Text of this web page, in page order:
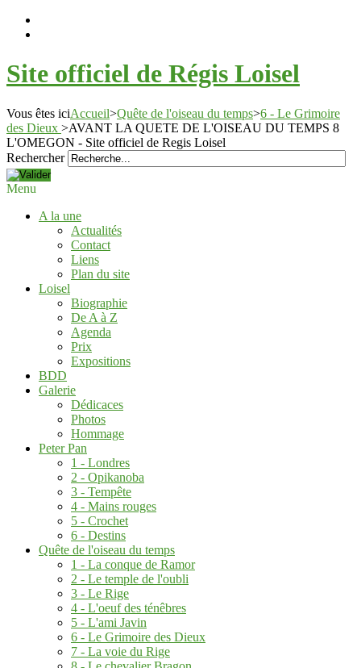
Site officiel de Régis Loisel
Vous êtes iciAccueil>Quête de l'oiseau du temps>6 - Le Grimoire
des Dieux >AVANT LA QUETE DE L'OISEAU DU TEMPS 8
L'OMEGON - Site officiel de Regis Loisel
Rechercher
Menu
A la une
Actualités
Contact
Liens
Plan du site
Loisel
Biographie
De A à Z
Agenda
Prix
Expositions
BDD
Galerie
Dédicaces
Photos
Hommage
Peter Pan
1 - Londres
2 - Opikanoba
3 - Tempête
4 - Mains rouges
5 - Crochet
6 - Destins
Quête de l'oiseau du temps
1 - La conque de Ramor
2 - Le temple de l'oubli
3 - Le Rige
4 - L'oeuf des ténêbres
5 - L'ami Javin
6 - Le Grimoire des Dieux
7 - La voie du Rige